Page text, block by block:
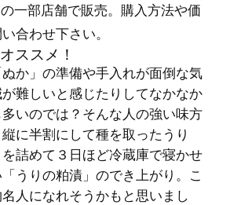
一部店舗で販売。購入方法や価
合わせ下さい。
ススメ！
か」の準備や手入れが面倒な気
難しいと感じたりしてなかなか
いのでは？そんな人の強い味方
に半割にして種を取ったうり
詰めて３日ほど冷蔵庫で寝かせ
うりの粕漬」のでき上がり。こ
人になれそうかもと思いまし